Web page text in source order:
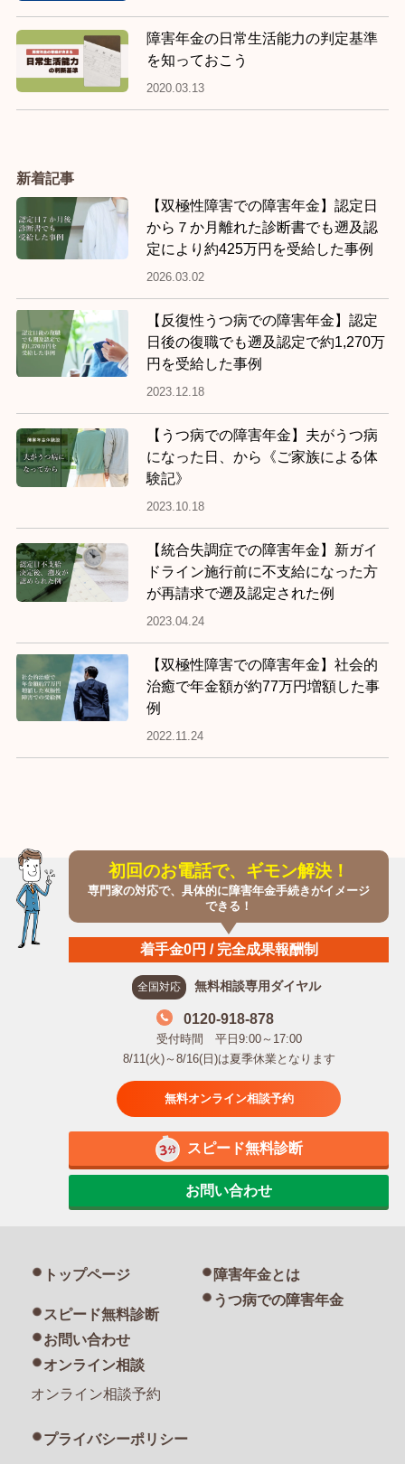
障害年金の日常生活能力の判定基準
を知っておこう
2020.03.13
新着記事
【双極性障害での障害年金】認定日
から７か月離れた診断書でも遡及認
定により約425万円を受給した事例
2026.03.02
【反復性うつ病での障害年金】認定
日後の復職でも遡及認定で約1,270万
円を受給した事例
2023.12.18
【うつ病での障害年金】夫がうつ病
になった日、から《ご家族による体
験記》
2023.10.18
【統合失調症での障害年金】新ガイ
ドライン施行前に不支給になった方
が再請求で遡及認定された例
2023.04.24
【双極性障害での障害年金】社会的
治癒で年金額が約77万円増額した事
例
2022.11.24
初回のお電話で、ギモン解決！
専門家の対応で、具体的に障害年金手続きがイメージ
できる！
着手金0円 / 完全成果報酬制
全国対応 無料相談専用ダイヤル
0120-918-878
受付時間 平日9:00～17:00
8/11(火)～8/16(日)は夏季休業となります
無料オンライン相談予約
スピード無料診断
お問い合わせ
トップページ
スピード無料診断
お問い合わせ
オンライン相談
オンライン相談予約
プライバシーポリシー
障害年金とは
うつ病での障害年金